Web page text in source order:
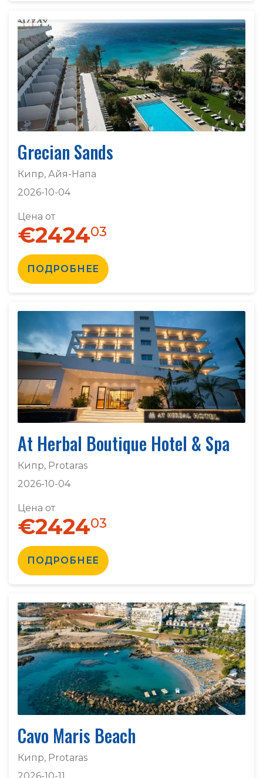
Grecian Sands
Кипр, Айя-Напа
2026-10-04
Цена от
€242403
ПОДРОБНЕЕ
At Herbal Boutique Hotel & Spa
Кипр, Protaras
2026-10-04
Цена от
€242403
ПОДРОБНЕЕ
Cavo Maris Beach
Кипр, Protaras
2026-10-11